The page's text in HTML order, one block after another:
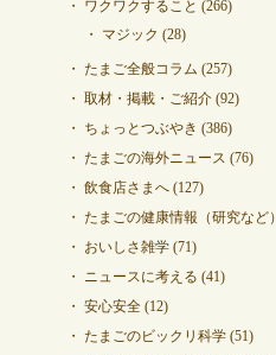
ワクワクすること (266)
マジック (28)
たまご全般コラム (257)
取材・掲載・ご紹介(92)
ちょっとつぶやき (386)
たまごの海外ニュース (76)
飲食店さまへ(127)
たまごの健康情報（研究など）
おいしさ雑学(71)
ニュースに考える (41)
安心安全(12)
たまごのビックリ科学(51)